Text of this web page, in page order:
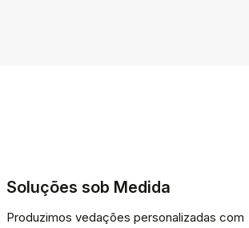
Soluções sob Medida
Produzimos vedações personalizadas com